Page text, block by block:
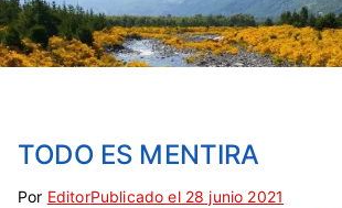
TODO ES MENTIRA
Por EditorPublicado el 28 junio 2021
E
S